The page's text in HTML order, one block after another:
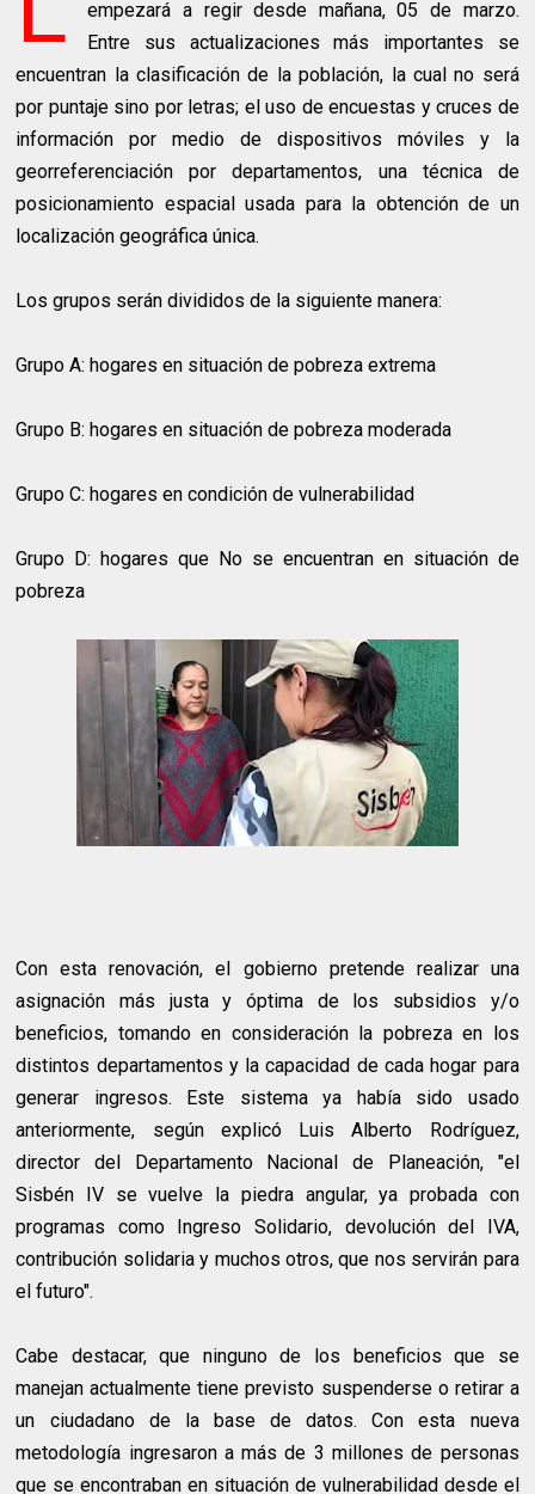
empezará a regir desde mañana, 05 de marzo.
Entre sus actualizaciones más importantes se
encuentran la clasificación de la población, la cual no será
por puntaje sino por letras; el uso de encuestas y cruces de
información por medio de dispositivos móviles y la
georreferenciación por departamentos, una técnica de
posicionamiento espacial usada para la obtención de un
localización geográfica única.
Los grupos serán divididos de la siguiente manera:
Grupo A: hogares en situación de pobreza extrema
Grupo B: hogares en situación de pobreza moderada
Grupo C: hogares en condición de vulnerabilidad
Grupo D: hogares que No se encuentran en situación de
pobreza
Con esta renovación, el gobierno pretende realizar una
asignación más justa y óptima de los subsidios y/o
beneficios, tomando en consideración la pobreza en los
distintos departamentos y la capacidad de cada hogar para
generar ingresos. Este sistema ya había sido usado
anteriormente, según explicó Luis Alberto Rodríguez,
director del Departamento Nacional de Planeación, "el
Sisbén IV se vuelve la piedra angular, ya probada con
programas como Ingreso Solidario, devolución del IVA,
contribución solidaria y muchos otros, que nos servirán para
el futuro".
Cabe destacar, que ninguno de los beneficios que se
manejan actualmente tiene previsto suspenderse o retirar a
un ciudadano de la base de datos. Con esta nueva
metodología ingresaron a más de 3 millones de personas
que se encontraban en situación de vulnerabilidad desde el